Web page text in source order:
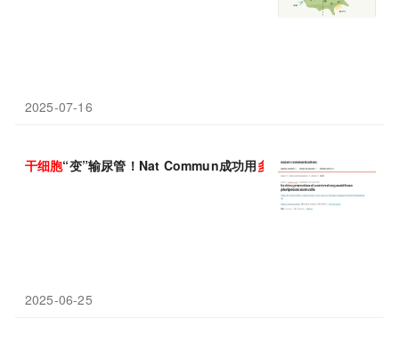
2025-07-16
干细胞“变”输尿管！Nat Commun成功用多能干细胞体外构建具
2025-06-25